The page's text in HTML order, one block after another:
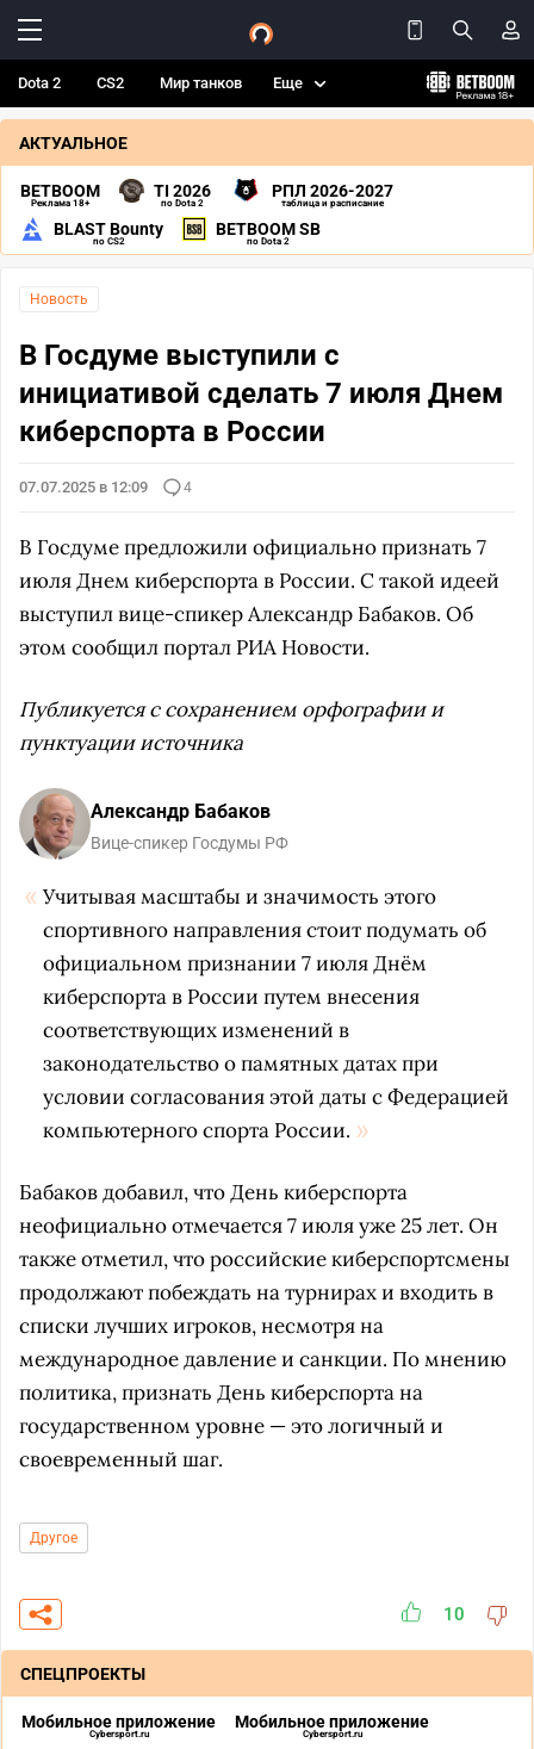
Dota 2 CS2 Мир танков Еще
АКТУАЛЬНОЕ
BETBOOM
Реклама 18+
TI 2026
по Dota 2
РПЛ 2026-2027
таблица и расписание
BLAST Bounty
по CS2
BETBOOM SB
по Dota 2
Новость
В Госдуме выступили с
инициативой сделать 7 июля Днем
киберспорта в России
07.07.2025 в 12:09 4
В Госдуме предложили официально признать 7
июля Днем киберспорта в России. С такой идеей
выступил вице-спикер Александр Бабаков. Об
этом сообщил портал РИА Новости.
Публикуется с сохранением орфографии и
пунктуации источника
Александр Бабаков
Вице-спикер Госдумы РФ
Учитывая масштабы и значимость этого
спортивного направления стоит подумать об
официальном признании 7 июля Днём
киберспорта в России путем внесения
соответствующих изменений в
законодательство о памятных датах при
условии согласования этой даты с Федерацией
компьютерного спорта России.
Бабаков добавил, что День киберспорта
неофициально отмечается 7 июля уже 25 лет. Он
также отметил, что российские киберспортсмены
продолжают побеждать на турнирах и входить в
списки лучших игроков, несмотря на
международное давление и санкции. По мнению
политика, признать День киберспорта на
государственном уровне — это логичный и
своевременный шаг.
Другое
10
СПЕЦПРОЕКТЫ
Мобильное приложение
Cybersport.ru
Мобильное приложение
Cybersport.ru